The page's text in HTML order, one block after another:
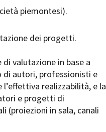
piemontesi).
dei progetti.
valutazione in base a
di autori, professionisti e
realizzabilità, e la
e progetti di
(proiezioni in sala, canali